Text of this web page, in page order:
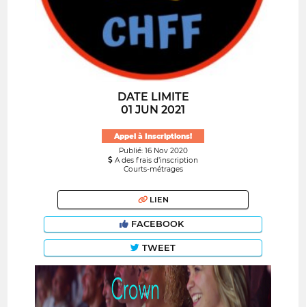
DATE LIMITE
01 JUN 2021
Appel à Inscriptions!
Publié: 16 Nov 2020
A des frais d’inscription
Courts-métrages
LIEN
FACEBOOK
TWEET